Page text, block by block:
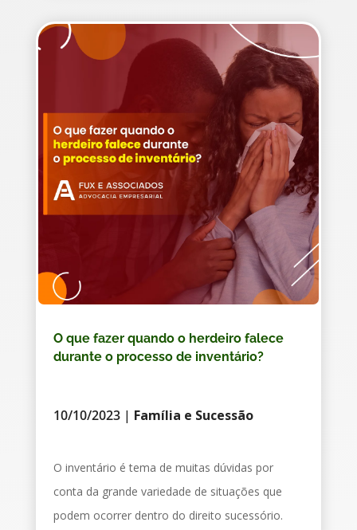
O que fazer quando o herdeiro falece
durante o processo de inventário?
10/10/2023| Família e Sucessão
O inventário é tema de muitas dúvidas por
conta da grande variedade de situações que
podem ocorrer dentro do direito sucessório.